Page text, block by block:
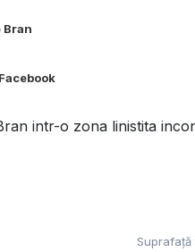
Bran
Facebook
intr-o zona linistita
Suprafață